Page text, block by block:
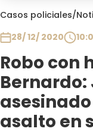
Casos policiales/
28/ 12/ 2020
Robo con
Bernardo:
asalto en
Club De La
Plan Perfecto
El Tiempo
Sabingo
Todos Los